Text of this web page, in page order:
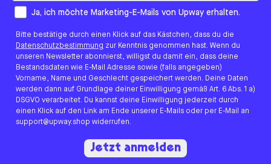
How would you like to hear from us?
Ja, ich möchte Marketing-E-Mails von Upway erhalten.
Bitte bestätige durch einen Klick auf das Kästchen, dass du die
Datenschutzbestimmung zur Kenntnis genommen hast. Wenn du
unseren Newsletter abonnierst, willigst du damit ein, dass deine
Bestandsdaten wie E-Mail Adresse sowie (falls angegeben)
Vorname, Name und Geschlecht gespeichert werden. Deine Daten
werden dann auf Grundlage deiner Einwilligung gemäß Art. 6 Abs. 1 a)
DSGVO verarbeitet. Du kannst deine Einwilligung jederzeit durch
einen Klick auf den Link am Ende unserer E-Mails oder per E-Mail an
support@upway.shop widerrufen.
Jetzt anmelden